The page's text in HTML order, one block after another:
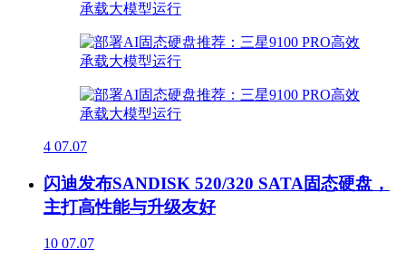
4 07.07
闪迪发布SANDISK 520/320 SATA固态硬盘，
主打高性能与升级友好
10 07.07